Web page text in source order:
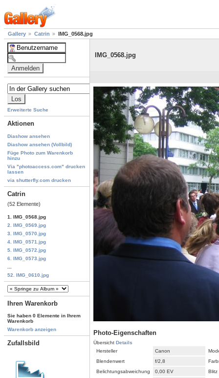
Gallery Catrin IMG_0568.jpg
Erweiterte Suche
Aktionen
Diashow ansehen
Diashow ansehen (Vollbild)
Füge Photo zum Warenkorb
hinzu
Via "photoaccess.com" drucken
lassen
via shutterfly.com drucken
Catrin
(52 Elemente)
1. IMG_0568.jpg
2. IMG_0569.jpg
3. IMG_0570.jpg
4. IMG_0571.jpg
5. IMG_0572.jpg
6. IMG_0573.jpg
52. IMG_0610.jpg
Ihren Warenkorb
Sie haben 0 Elemente in Ihrem
Warenkorb
Warenkorb anzeigen
Zufallsbild
IMG_0568.jpg
Photo-Eigenschaften
Übersicht Details
Hersteller
Canon
Blendenwert
f/2,8
Belichtungsabweichung
0,00 EV
Blitz